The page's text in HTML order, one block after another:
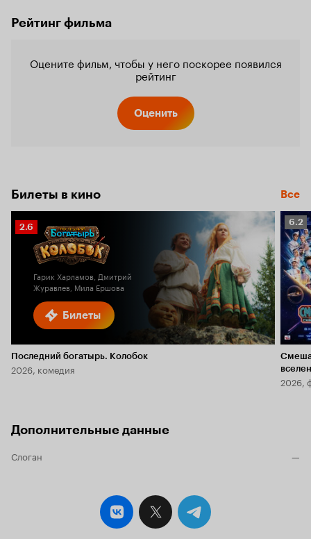
Рейтинг фильма
Оцените фильм, чтобы у него поскорее появился
рейтинг
Оценить
Билеты в кино Все
Билеты
Рейтинг
Кинопоиска
2.6
Гарик Харламов, Дмитрий
Журавлев, Мила Ершова
Последний богатырь. Колобок
2026, комедия
6.2
6.2
2026,
Дополнительные данные
Слоган —